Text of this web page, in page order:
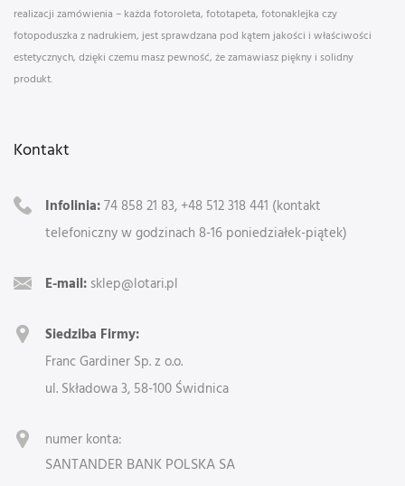
realizacji zamówienia – każda fotoroleta, fototapeta, fotonaklejka czy
fotopoduszka z nadrukiem, jest sprawdzana pod kątem jakości i właściwości
estetycznych, dzięki czemu masz pewność, że zamawiasz piękny i solidny
produkt.
Kontakt
Infolinia:74 858 21 83, +48 512 318 441 (kontakt
telefoniczny w godzinach 8-16 poniedziałek-piątek)
E-mail: sklep@lotari.pl
Siedziba Firmy:
Franc Gardiner Sp. z o.o.
ul. Składowa 3, 58-100 Świdnica
numer konta:
SANTANDER BANK POLSKA SA